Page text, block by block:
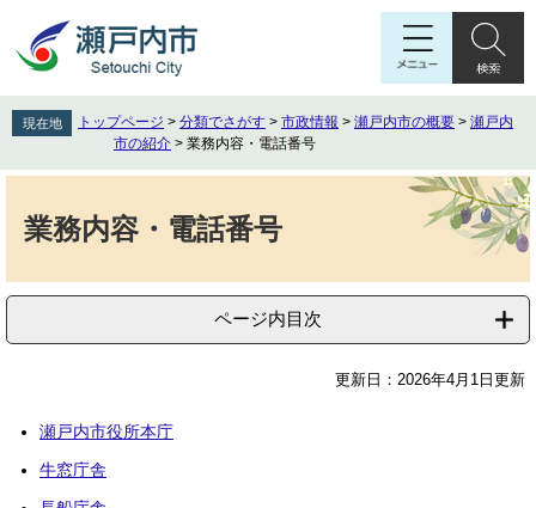
先
頭
を
飛
へ
現在地 トップページ > 分類でさがす > 市政情報 > 瀬戸内市の概要 > 瀬戸内
市の紹介 > 業務内容・電話番号
業務内容・電話番号
ページ内目次
更新日：2026年4月1日更新
瀬戸内市役所本庁
牛窓庁舎